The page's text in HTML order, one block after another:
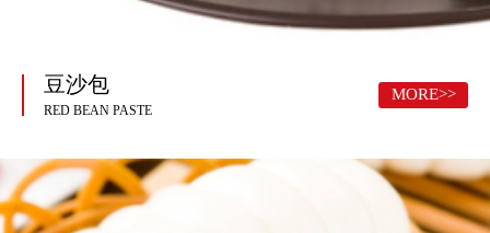
豆沙包
RED BEAN PASTE
MORE>>